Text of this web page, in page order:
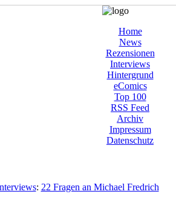
Home
News
Rezensionen
Interviews
Hintergrund
eComics
Top 100
RSS Feed
Archiv
Impressum
Datenschutz
: 22 Fragen an Michael Fredrich